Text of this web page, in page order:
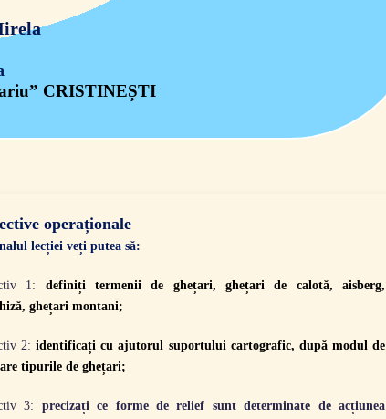
CRISTINEȘTI
operaționale
lecției veți putea să:
1: definiți termenii de ghețari, ghețari de calotă, aisberg,
ghețari montani;
2:identificați cu ajutorul suportului cartografic, după modul de
tipurile de ghețari;
3: precizați ce forme de relief sunt determinate de acțiunea